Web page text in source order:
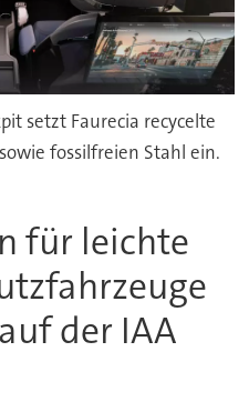
setzt Faurecia recycelte
fossilfreien Stahl ein.
für leichte
der IAA